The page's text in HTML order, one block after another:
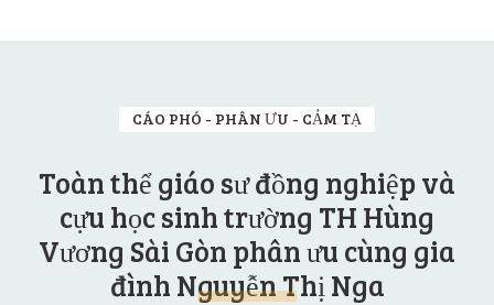
CÁO PHÓ - PHÂN ƯU - CẢM TẠ
Toàn thể giáo sư đồng nghiệp và
cựu học sinh trường TH Hùng
Vương Sài Gòn phân ưu cùng gia
đình Nguyễn Thị Nga